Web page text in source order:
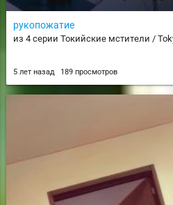
рукопожатие
из 4 серии Токийские мстители /
5 лет назад 189 просмотров